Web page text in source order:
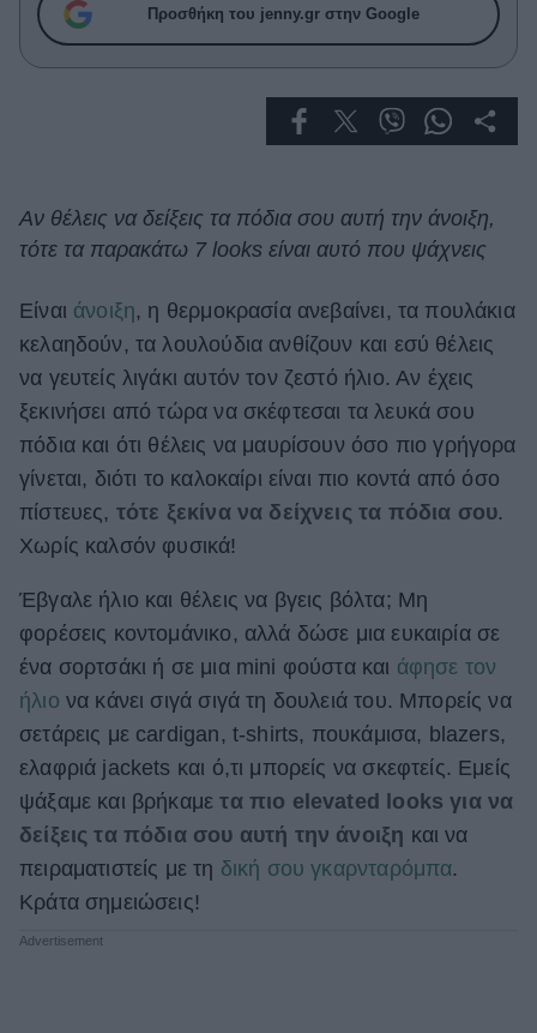
True Stories
Ask the Guru
Living
Cooking
Green
Αφιερώματα
ΒΟΞ
Χωρίς Ταμπέλες
Women's Forum
Hautes Grecians
Γάμος
Προσθήκη του jenny.gr στην Google
Αν θέλεις να δείξεις τα πόδια σου αυτή την άνοιξη,
τότε τα παρακάτω 7 looks είναι αυτό που ψάχνεις
Είναι άνοιξη, η θερμοκρασία ανεβαίνει, τα πουλάκια
κελαηδούν, τα λουλούδια ανθίζουν και εσύ θέλεις
να γευτείς λιγάκι αυτόν τον ζεστό ήλιο. Αν έχεις
ξεκινήσει από τώρα να σκέφτεσαι τα λευκά σου
πόδια και ότι θέλεις να μαυρίσουν όσο πιο γρήγορα
γίνεται, διότι το καλοκαίρι είναι πιο κοντά από όσο
πίστευες, τότε ξεκίνα να δείχνεις τα πόδια σου.
Χωρίς καλσόν φυσικά!
Έβγαλε ήλιο και θέλεις να βγεις βόλτα; Μη
φορέσεις κοντομάνικο, αλλά δώσε μια ευκαιρία σε
ένα σορτσάκι ή σε μια mini φούστα και άφησε τον
ήλιο να κάνει σιγά σιγά τη δουλειά του. Μπορείς να
σετάρεις με cardigan, t-shirts, πουκάμισα, blazers,
ελαφριά jackets και ό,τι μπορείς να σκεφτείς. Εμείς
ψάξαμε και βρήκαμετα πιο elevated looks για να
δείξεις τα πόδια σου αυτή την άνοιξη και να
πειραματιστείς με τη δική σου γκαρνταρόμπα.
Κράτα σημειώσεις!